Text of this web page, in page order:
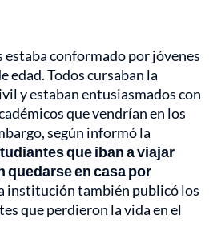
estaba conformado por jóvenes
edad. Todos cursaban la
y estaban entusiasmados con
que vendrían en los
según informó la
que iban a viajar
en casa por
institución también publicó los
que perdieron la vida en el